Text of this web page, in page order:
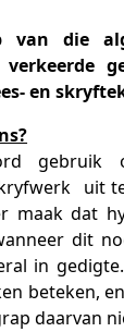
die
verkeerde
en
gebruik
uit
maak dat
dit
in
beteken,
daarvan